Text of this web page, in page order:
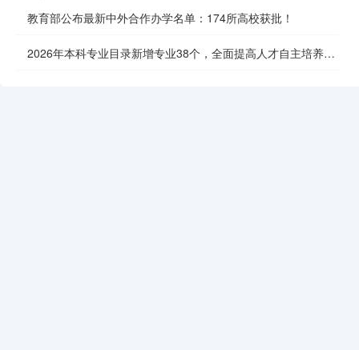
教育部公布最新中外合作办学名单：174所高校获批！
2026年本科专业目录新增专业38个，全面提高人才自主培养质